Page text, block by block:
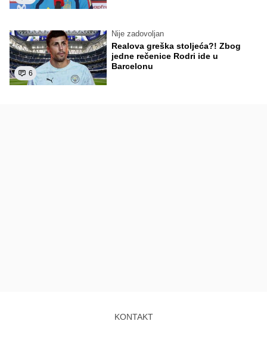
6
Nije zadovoljan
Realova greška stoljeća?! Zbog
jedne rečenice Rodri ide u
Barcelonu
KONTAKT